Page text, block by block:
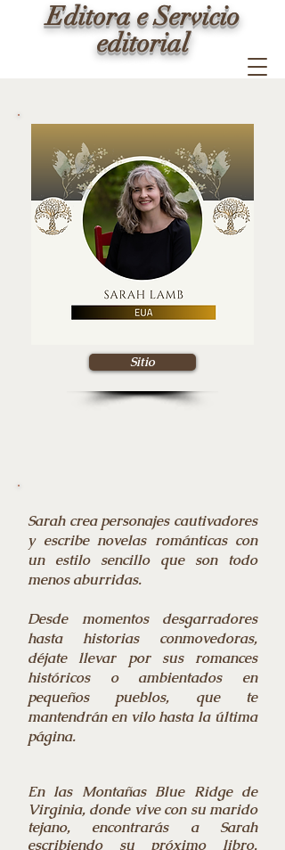
Editora e Servicio
editorial
Sitio
Sarah crea personajes cautivadores
y escribe novelas románticas con
un estilo sencillo que son todo
menos aburridas.
Desde momentos desgarradores
hasta historias conmovedoras,
déjate llevar por sus romances
históricos o ambientados en
pequeños pueblos, que te
mantendrán en vilo hasta la última
página.
En las Montañas Blue Ridge de
Virginia, donde vive con su marido
tejano, encontrarás a Sarah
escribiendo su próximo libro,